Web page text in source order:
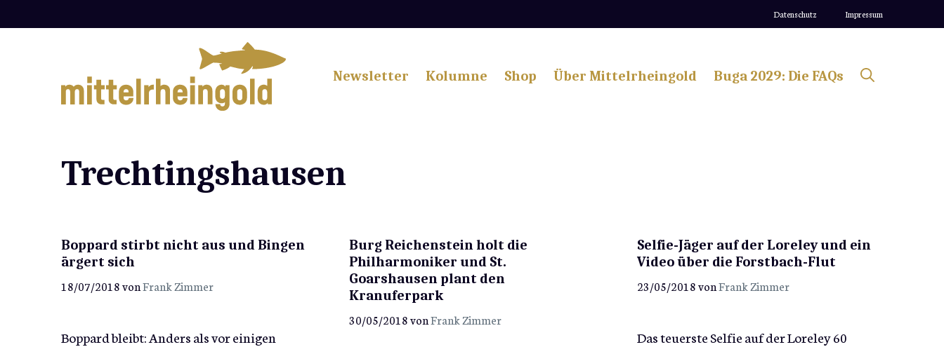
Datenschutz Impressum
Newsletter Kolumne Shop Über Mittelrheingold Buga 2029: Die FAQs
Trechtingshausen
Boppard stirbt nicht aus und Bingen
ärgert sich
18/07/2018vonFrank Zimmer
Boppard bleibt: Anders als vor einigen
Burg Reichenstein holt die
Philharmoniker und St.
Goarshausen plant den
Kranuferpark
30/05/2018vonFrank Zimmer
Selfie-Jäger auf der Loreley und ein
Video über die Forstbach-Flut
23/05/2018vonFrank Zimmer
Das teuerste Selfie auf der Loreley 60